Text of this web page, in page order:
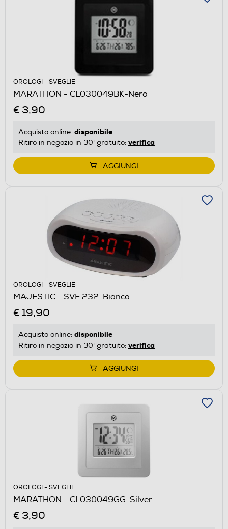
OROLOGI - SVEGLIE
MARATHON - CL030049BK-Nero
€ 3,90
Acquisto online: disponibile
Ritiro in negozio in 30' gratuito: verifica
AGGIUNGI
OROLOGI - SVEGLIE
MAJESTIC - SVE 232-Bianco
€ 19,90
Acquisto online: disponibile
Ritiro in negozio in 30' gratuito: verifica
AGGIUNGI
OROLOGI - SVEGLIE
MARATHON - CL030049GG-Silver
€ 3,90